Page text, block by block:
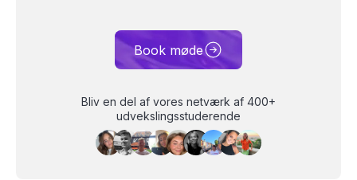
Book møde
Bliv en del af vores netværk af 400+
udvekslingsstuderende